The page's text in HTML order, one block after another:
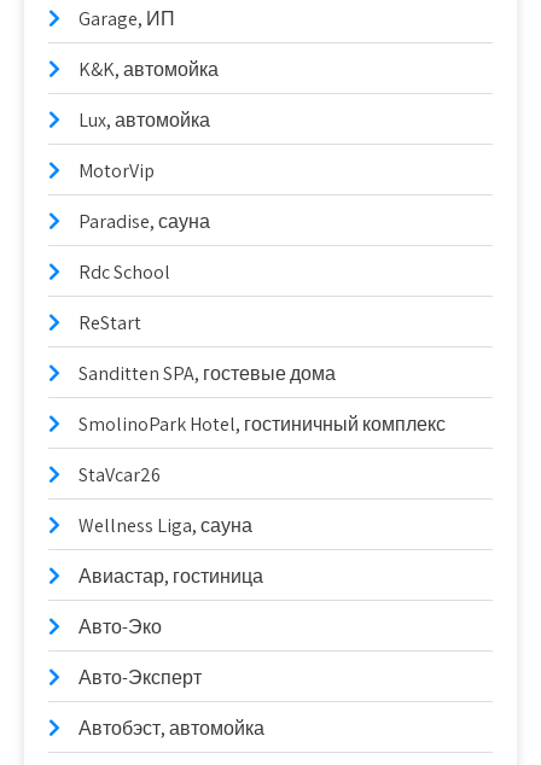
Garage, ИП
K&K, автомойка
Lux, автомойка
MotorVip
Paradise, сауна
Rdc School
ReStart
Sanditten SPA, гостевые дома
SmolinoPark Hotel, гостиничный комплекс
StaVcar26
Wellness Liga, сауна
Авиастар, гостиница
Авто-Эко
Авто-Эксперт
Автобэст, автомойка